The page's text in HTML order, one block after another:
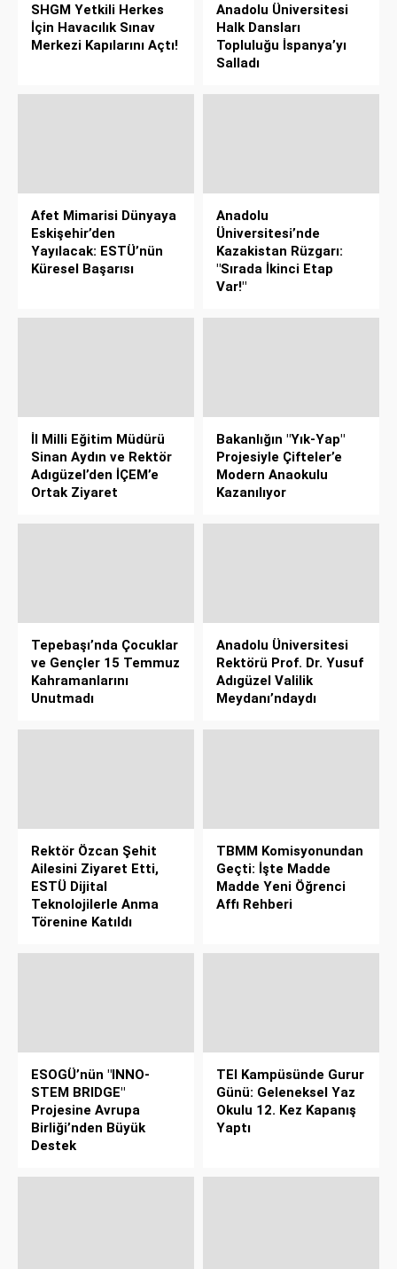
SHGM Yetkili Herkes
İçin Havacılık Sınav
Merkezi Kapılarını Açtı!
Anadolu Üniversitesi
Halk Dansları
Topluluğu İspanya’yı
Salladı
Afet Mimarisi Dünyaya
Eskişehir’den
Yayılacak: ESTÜ’nün
Küresel Başarısı
Anadolu
Üniversitesi’nde
Kazakistan Rüzgarı:
"Sırada İkinci Etap
Var!"
İl Milli Eğitim Müdürü
Sinan Aydın ve Rektör
Adıgüzel’den İÇEM’e
Ortak Ziyaret
Bakanlığın "Yık-Yap"
Projesiyle Çifteler’e
Modern Anaokulu
Kazanılıyor
Tepebaşı’nda Çocuklar
ve Gençler 15 Temmuz
Kahramanlarını
Unutmadı
Anadolu Üniversitesi
Rektörü Prof. Dr. Yusuf
Adıgüzel Valilik
Meydanı’ndaydı
Rektör Özcan Şehit
Ailesini Ziyaret Etti,
ESTÜ Dijital
Teknolojilerle Anma
Törenine Katıldı
TBMM Komisyonundan
Geçti: İşte Madde
Madde Yeni Öğrenci
Affı Rehberi
ESOGÜ’nün "INNO-
STEM BRIDGE"
Projesine Avrupa
Birliği’nden Büyük
Destek
TEI Kampüsünde Gurur
Günü: Geleneksel Yaz
Okulu 12. Kez Kapanış
Yaptı